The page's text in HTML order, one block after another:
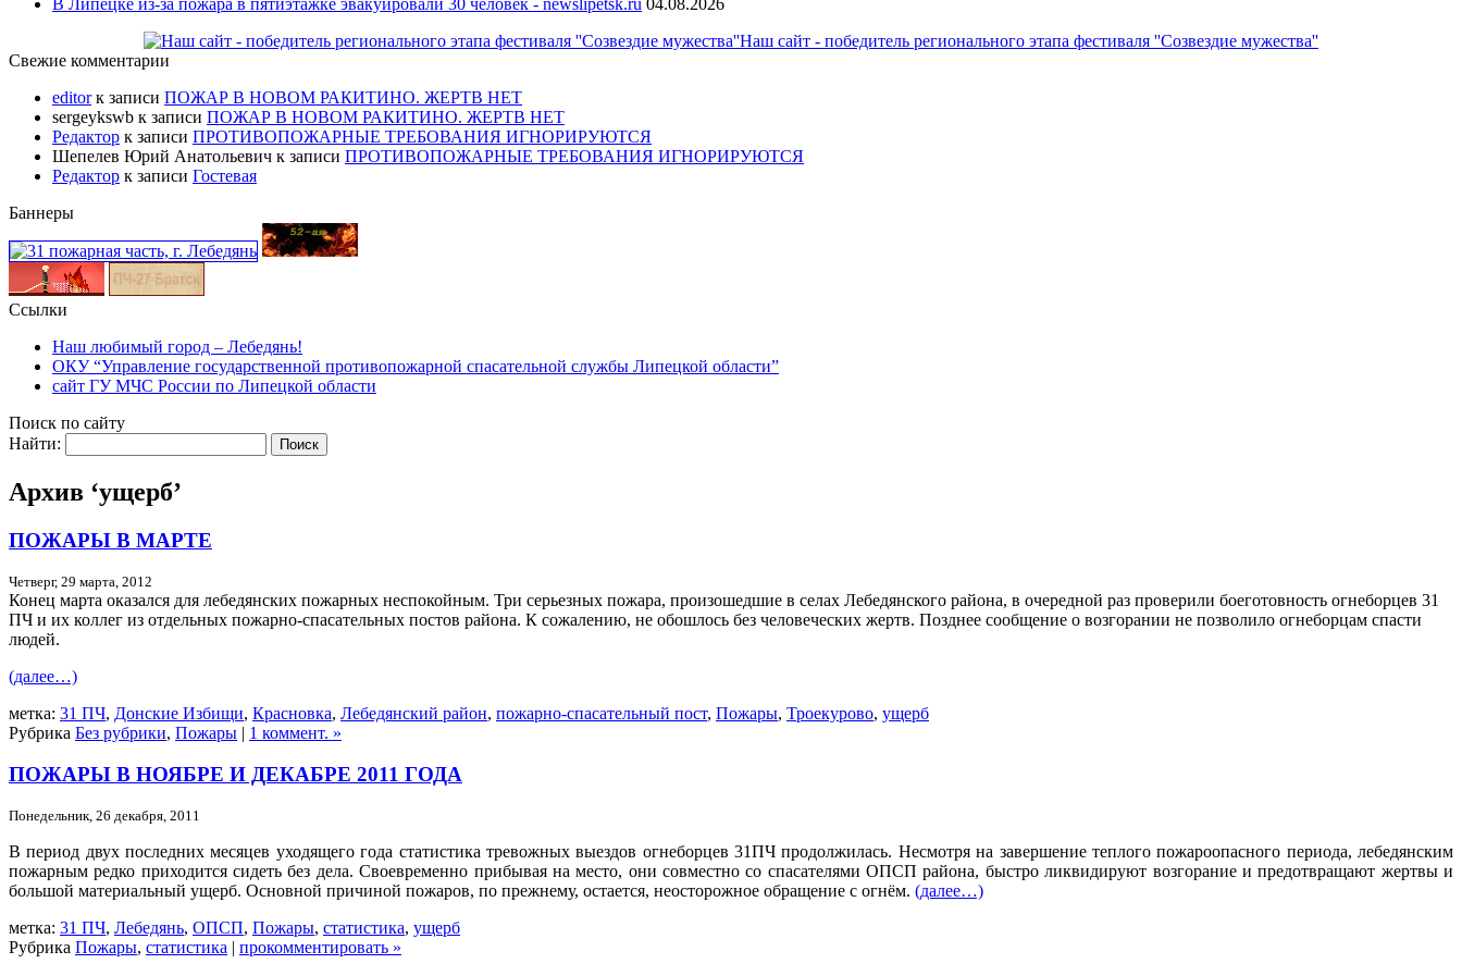
В Липецке из-за пожара в пятиэтажке эвакуировали 30 человек - newslipetsk.ru 04.08.2026
Наш сайт - победитель регионального этапа фестиваля ''Созвездие мужества''
Свежие комментарии
editorк записи ПОЖАР В НОВОМ РАКИТИНО. ЖЕРТВ НЕТ
sergeykswb к записи ПОЖАР В НОВОМ РАКИТИНО. ЖЕРТВ НЕТ
Редактор к записи ПРОТИВОПОЖАРНЫЕ ТРЕБОВАНИЯ ИГНОРИРУЮТСЯ
Шепелев Юрий Анатольевич к записи ПРОТИВОПОЖАРНЫЕ ТРЕБОВАНИЯ ИГНОРИРУЮТСЯ
Редактор к записи Гостевая
Баннеры
Ссылки
Наш любимый город – Лебедянь!
ОКУ “Управление государственной противопожарной спасательной службы Липецкой области”
сайт ГУ МЧС России по Липецкой области
Поиск по сайту
Найти:
Архив ‘ущерб’
ПОЖАРЫ В МАРТЕ
Четверг, 29 марта, 2012
Конец марта оказался для лебедянских пожарных неспокойным. Три серьезных пожара, произошедшие в селах Лебедянского района, в очередной раз проверили боеготовность огнеборцев 31
ПЧ и их коллег из отдельных пожарно-спасательных постов района. К сожалению, не обошлось без человеческих жертв. Позднее сообщение о возгорании не позволило огнеборцам спасти
людей.
(далее…)
метка: 31 ПЧ, Донские Избищи, Красновка, Лебедянский район, пожарно-спасательный пост, Пожары, Троекурово, ущерб
Рубрика Без рубрики, Пожары | 1 коммент. »
ПОЖАРЫ В НОЯБРЕ И ДЕКАБРЕ 2011 ГОДА
Понедельник, 26 декабря, 2011
В период двух последних месяцев уходящего года статистика тревожных выездов огнеборцев 31ПЧ продолжилась. Несмотря на завершение теплого пожароопасного периода, лебедянским
пожарным редко приходится сидеть без дела. Своевременно прибывая на место, они совместно со спасателями ОПСП района, быстро ликвидируют возгорание и предотвращают жертвы и
большой материальный ущерб. Основной причиной пожаров, по прежнему, остается, неосторожное обращение с огнём. (далее…)
метка: 31 ПЧ, Лебедянь, ОПСП, Пожары, статистика, ущерб
Рубрика Пожары, статистика | прокомментировать »